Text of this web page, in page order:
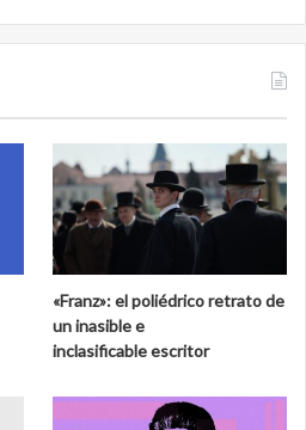
«Franz»: el poliédrico retrato de
un inasible e
inclasificable escritor